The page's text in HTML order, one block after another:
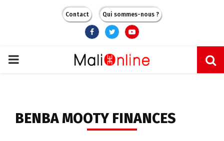
Contact Qui sommes-nous ?
FacebookTwitterYoutube
PRIMARY
BENBA MOOTY FINANCES